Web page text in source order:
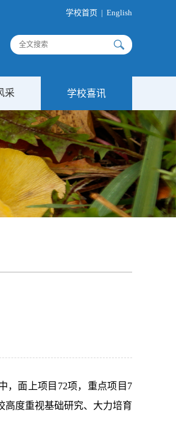
学校首页 | English
采 学校喜讯
，面上项目72项，重点项目7
高度重视基础研究、大力培育